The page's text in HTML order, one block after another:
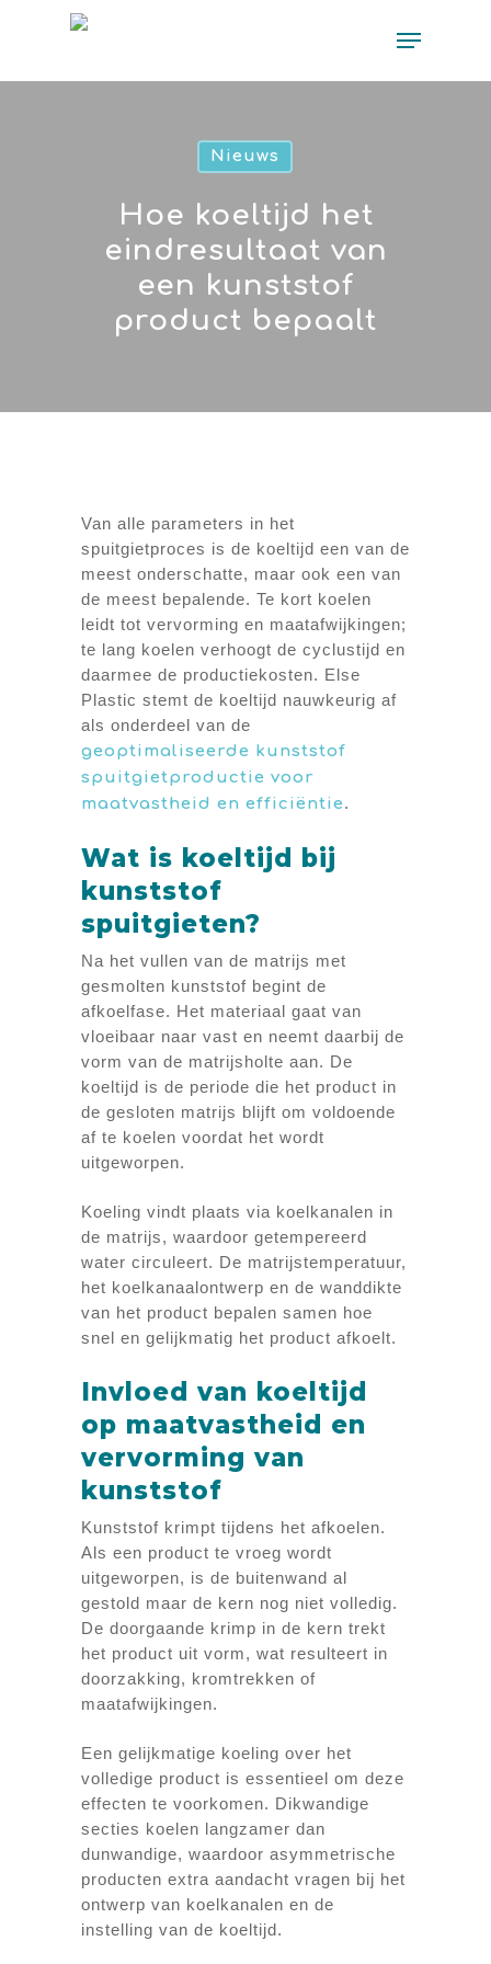
Nieuws
Hoe koeltijd het
eindresultaat van
een kunststof
product bepaalt
Van alle parameters in het
spuitgietproces is de koeltijd een van de
meest onderschatte, maar ook een van
de meest bepalende. Te kort koelen
leidt tot vervorming en maatafwijkingen;
te lang koelen verhoogt de cyclustijd en
daarmee de productiekosten. Else
Plastic stemt de koeltijd nauwkeurig af
als onderdeel van de
geoptimaliseerde kunststof
spuitgietproductie voor
maatvastheid en efficiëntie.
Wat is koeltijd bij
kunststof
spuitgieten?
Na het vullen van de matrijs met
gesmolten kunststof begint de
afkoelfase. Het materiaal gaat van
vloeibaar naar vast en neemt daarbij de
vorm van de matrijsholte aan. De
koeltijd is de periode die het product in
de gesloten matrijs blijft om voldoende
af te koelen voordat het wordt
uitgeworpen.
Koeling vindt plaats via koelkanalen in
de matrijs, waardoor getempereerd
water circuleert. De matrijstemperatuur,
het koelkanaalontwerp en de wanddikte
van het product bepalen samen hoe
snel en gelijkmatig het product afkoelt.
Invloed van koeltijd
op maatvastheid en
vervorming van
kunststof
Kunststof krimpt tijdens het afkoelen.
Als een product te vroeg wordt
uitgeworpen, is de buitenwand al
gestold maar de kern nog niet volledig.
De doorgaande krimp in de kern trekt
het product uit vorm, wat resulteert in
doorzakking, kromtrekken of
maatafwijkingen.
Een gelijkmatige koeling over het
volledige product is essentieel om deze
effecten te voorkomen. Dikwandige
secties koelen langzamer dan
dunwandige, waardoor asymmetrische
producten extra aandacht vragen bij het
ontwerp van koelkanalen en de
instelling van de koeltijd.